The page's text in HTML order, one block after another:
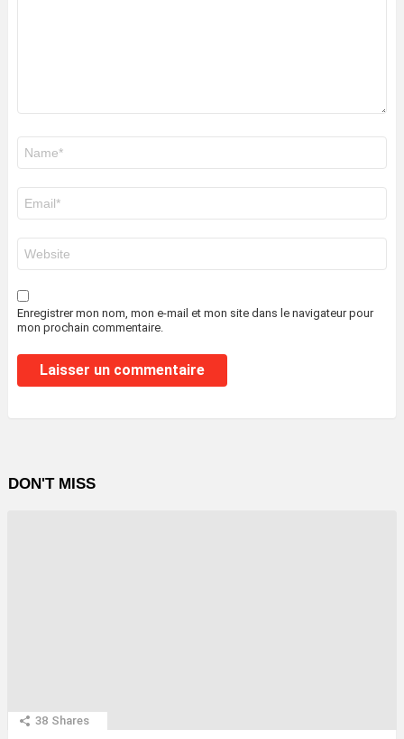
mail
*
web
Enregistrer mon nom, mon e-mail et mon site dans le navigateur pour
mon prochain commentaire.
DON'T MISS
38 Shares